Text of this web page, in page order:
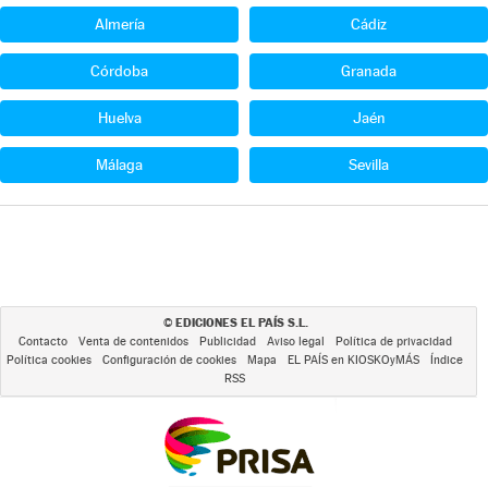
Almería Cádiz
Córdoba Granada
Huelva Jaén
Málaga Sevilla
© EDICIONES EL PAÍS S.L.
Contacto Venta de contenidos Publicidad Aviso legal
Política de privacidad
Política cookies
Configuración de cookies Mapa EL PAÍS en KIOSKOyMÁS
Índice
RSS